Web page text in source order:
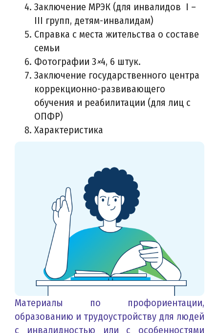
Заключение МРЭК (для инвалидов I –
III групп, детям-инвалидам)
Справка с места жительства о составе
семьи
Фотографии 3×4, 6 штук.
Заключение государственного центра
коррекционно-развивающего
обучения и реабилитации (для лиц с
ОПФР)
Характеристика
Материалы по профориентации,
образованию и трудоустройству для людей
с инвалидностью или с особенностями